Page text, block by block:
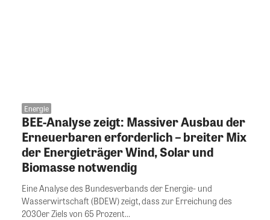
Energie
BEE-Analyse zeigt: Massiver Ausbau der
Erneuerbaren erforderlich – breiter Mix
der Energieträger Wind, Solar und
Biomasse notwendig
Eine Analyse des Bundesverbands der Energie- und
Wasserwirtschaft (BDEW) zeigt, dass zur Erreichung des
2030er Ziels von 65 Prozent...